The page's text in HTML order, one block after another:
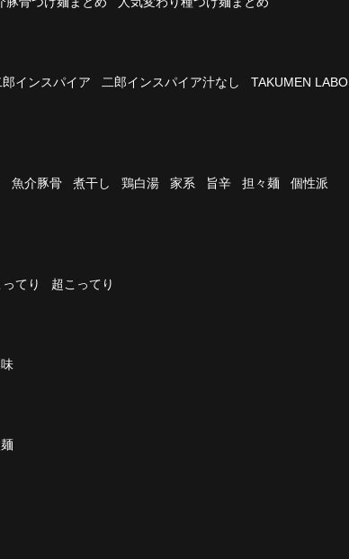
郎インスパイア 二郎インスパイア汁なし TAKUMEN LABO
魚介豚骨 煮干し 鶏白湯 家系 旨辛 担々麺 個性派
てり 超こってり